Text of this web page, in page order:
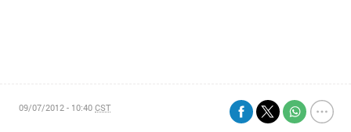
09/07/2012 - 10:40CST